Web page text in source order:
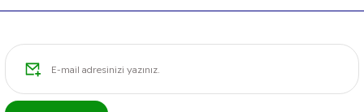
Ürün bilgilerinde hatalar bulunuyor.